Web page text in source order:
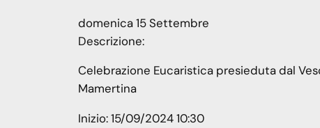
domenica15Settembre
Descrizione:
Celebrazione Eucaristica presieduta dal
Mamertina
Inizio:15/09/2024 10:30